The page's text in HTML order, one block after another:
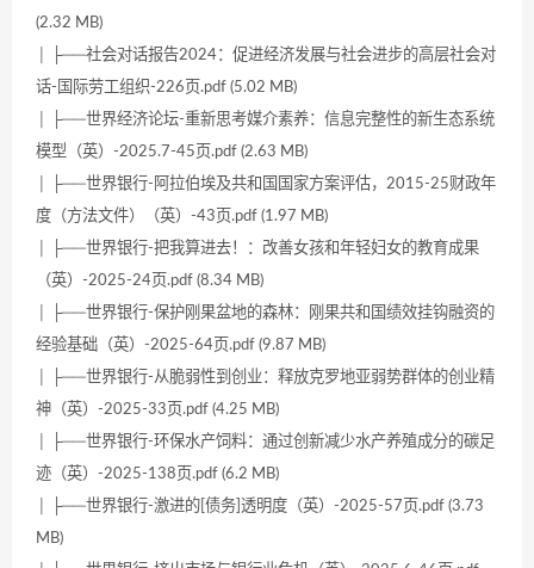
(2.32 MB)
│ ├──社会对话报告2024：促进经济发展与社会进步的高层社会对
话-国际劳工组织-226页.pdf (5.02 MB)
│ ├──世界经济论坛-重新思考媒介素养：信息完整性的新生态系统
模型（英）-2025.7-45页.pdf (2.63 MB)
│ ├──世界银行-阿拉伯埃及共和国国家方案评估，2015-25财政年
度（方法文件）（英）-43页.pdf (1.97 MB)
│ ├──世界银行-把我算进去！：改善女孩和年轻妇女的教育成果
（英）-2025-24页.pdf (8.34 MB)
│ ├──世界银行-保护刚果盆地的森林：刚果共和国绩效挂钩融资的
经验基础（英）-2025-64页.pdf (9.87 MB)
│ ├──世界银行-从脆弱性到创业：释放克罗地亚弱势群体的创业精
神（英）-2025-33页.pdf (4.25 MB)
│ ├──世界银行-环保水产饲料：通过创新减少水产养殖成分的碳足
迹（英）-2025-138页.pdf (6.2 MB)
│ ├──世界银行-激进的[债务]透明度（英）-2025-57页.pdf (3.73
MB)